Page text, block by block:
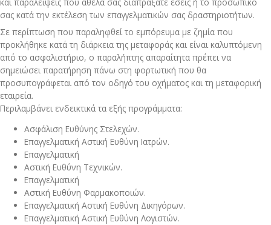
σας κατά την εκτέλεση των επαγγελματικών σας δραστηριοτήτων.
Σε περίπτωση που παραληφθεί το εμπόρευμα με ζημία που
προκλήθηκε κατά τη διάρκεια της μεταφοράς και είναι καλυπτόμενη
από το ασφαλιστήριο, ο παραλήπτης απαραίτητα πρέπει να
σημειώσει παρατήρηση πάνω στη φορτωτική που θα
προσυπογράφεται από τον οδηγό του οχήματος και τη μεταφορική
εταιρεία.
Περιλαμβάνει ενδεικτικά τα εξής προγράμματα:
Ασφάλιση Ευθύνης Στελεχών.
Επαγγελματική Αστική Ευθύνη Ιατρών.
Επαγγελματική
Αστική Ευθύνη Τεχνικών.
Επαγγελματική
Αστική Ευθύνη Φαρμακοποιών.
Επαγγελματική Αστική Ευθύνη Δικηγόρων.
Επαγγελματική Αστική Ευθύνη Λογιστών.